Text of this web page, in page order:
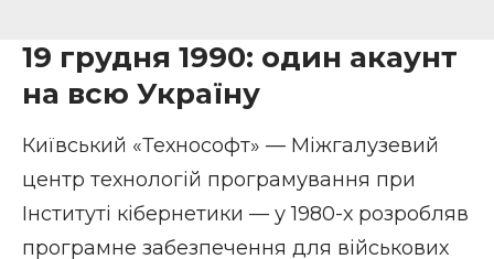
19 грудня 1990: один акаунт
на всю Україну
Київський «Технософт» — Міжгалузевий
центр технологій програмування при
Інституті кібернетики — у 1980-х розробляв
програмне забезпечення для військових